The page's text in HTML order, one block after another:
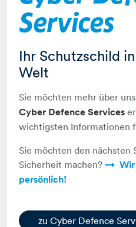
Services
Ihr Schutzschild
Welt
Sie möchten mehr über
Cyber Defence Services
wichtigsten Informationen
Sie möchten den nächsten
Sicherheit machen?
persönlich!
zu Cyber Defence